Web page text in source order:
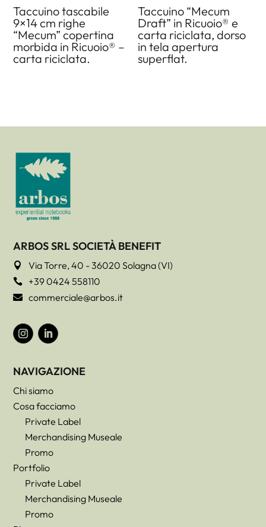
Taccuino tascabile
9×14 cm righe
“Mecum” copertina
morbida in Ricuoio® –
carta riciclata.
Taccuino “Mecum
Draft” in Ricuoio® e
carta riciclata, dorso
in tela apertura
superflat.
ARBOS SRL SOCIETÀ BENEFIT
 Via Torre, 40 - 36020 Solagna (VI)
 +39 0424 558110
 commerciale@arbos.it
NAVIGAZIONE
Chi siamo
Cosa facciamo
Private Label
Merchandising Museale
Promo
Portfolio
Private Label
Merchandising Museale
Promo